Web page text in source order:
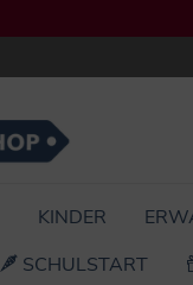
KINDER
SCHULSTART